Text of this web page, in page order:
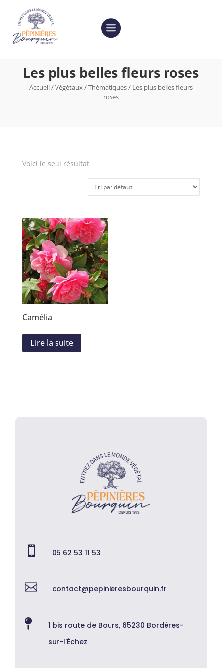
Les plus belles fleurs roses
Accueil/Végétaux/Thématiques/ Les plus belles fleurs
roses
Voici le seul résultat
Camélia
Lire la suite
 05 62 53 11 53
 contact@pepinieresbourquin.fr

1 bis route de Bours, 65230 Bordères-
sur-l'Échez